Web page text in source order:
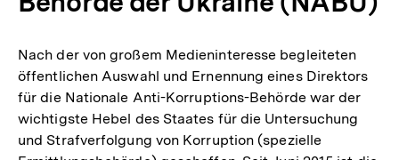
Nach der von großem Medieninteresse begleiteten
öffentlichen Auswahl und Ernennung eines Direktors
für die Nationale Anti-Korruptions-Behörde war der
wichtigste Hebel des Staates für die Untersuchung
und Strafverfolgung von Korruption (spezielle